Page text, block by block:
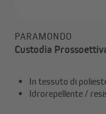
PARAMONDO
Custodia
In tessuto di
Idrorepellente /